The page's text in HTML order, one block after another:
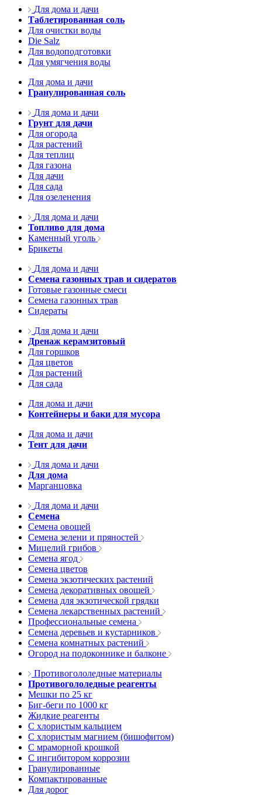
Для дома и дачи
Таблетированная соль
Для очистки воды
Die Salz
Для водоподготовки
Для умягчения воды
Для дома и дачи
Гранулированная соль
Для дома и дачи
Грунт для дачи
Для огорода
Для растений
Для теплиц
Для газона
Для дачи
Для сада
Для озеленения
Для дома и дачи
Топливо для дома
Каменный уголь
Брикеты
Для дома и дачи
Семена газонных трав и сидератов
Готовые газонные смеси
Семена газонных трав
Сидераты
Для дома и дачи
Дренаж керамзитовый
Для горшков
Для цветов
Для растений
Для сада
Для дома и дачи
Контейнеры и баки для мусора
Для дома и дачи
Тент для дачи
Для дома и дачи
Для дома
Марганцовка
Для дома и дачи
Семена
Семена овощей
Семена зелени и пряностей
Мицелий грибов
Семена ягод
Семена цветов
Семена экзотических растений
Семена декоративных овощей
Семена для экзотической грядки
Семена лекарственных растений
Профессиональные семена
Семена деревьев и кустарников
Семена комнатных растений
Огород на подоконнике и балконе
Противогололедные материалы
Противогололедные реагенты
Мешки по 25 кг
Биг-беги по 1000 кг
Жидкие реагенты
С хлористым кальцием
С хлористым магнием (бишофитом)
С мраморной крошкой
С ингибитором коррозии
Гранулированные
Компактированные
Для дорог